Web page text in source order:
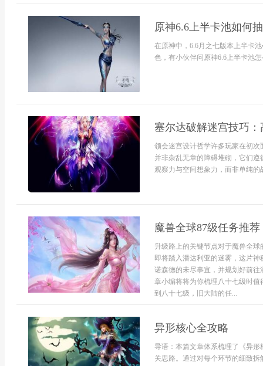
原神6.6上半卡池如何抽
在原神中，6.6月之七版本上半卡
色，有小伙伴问原神6.6上半卡池
塞尔达破解迷宫技巧
领会迷宫设计哲学许多玩家在初
并非杂乱无章的障碍堆砌，它们
观察力与空间想象力，而非单纯的
魔兽全球87级任务推荐
升级路上的关键节点对于魔兽全
即将踏入潘达利亚的迷雾，这片
诺森德的未尽事宜，并规划好前
章小编将将为你梳理八十七级时
到八十七级，旧大陆的任...
异形核心全攻略
导语：本篇文章体系梳理了《异
关思路。通过对每个环节的细致